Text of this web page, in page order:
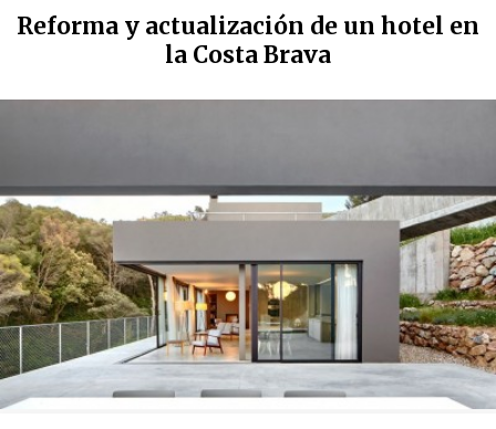
Reforma y actualización de un hotel en
la Costa Brava